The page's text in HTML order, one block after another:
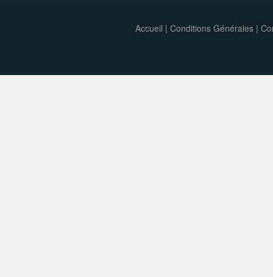
Accueil | Conditions Générales|